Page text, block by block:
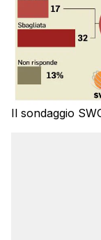
Il sondaggio